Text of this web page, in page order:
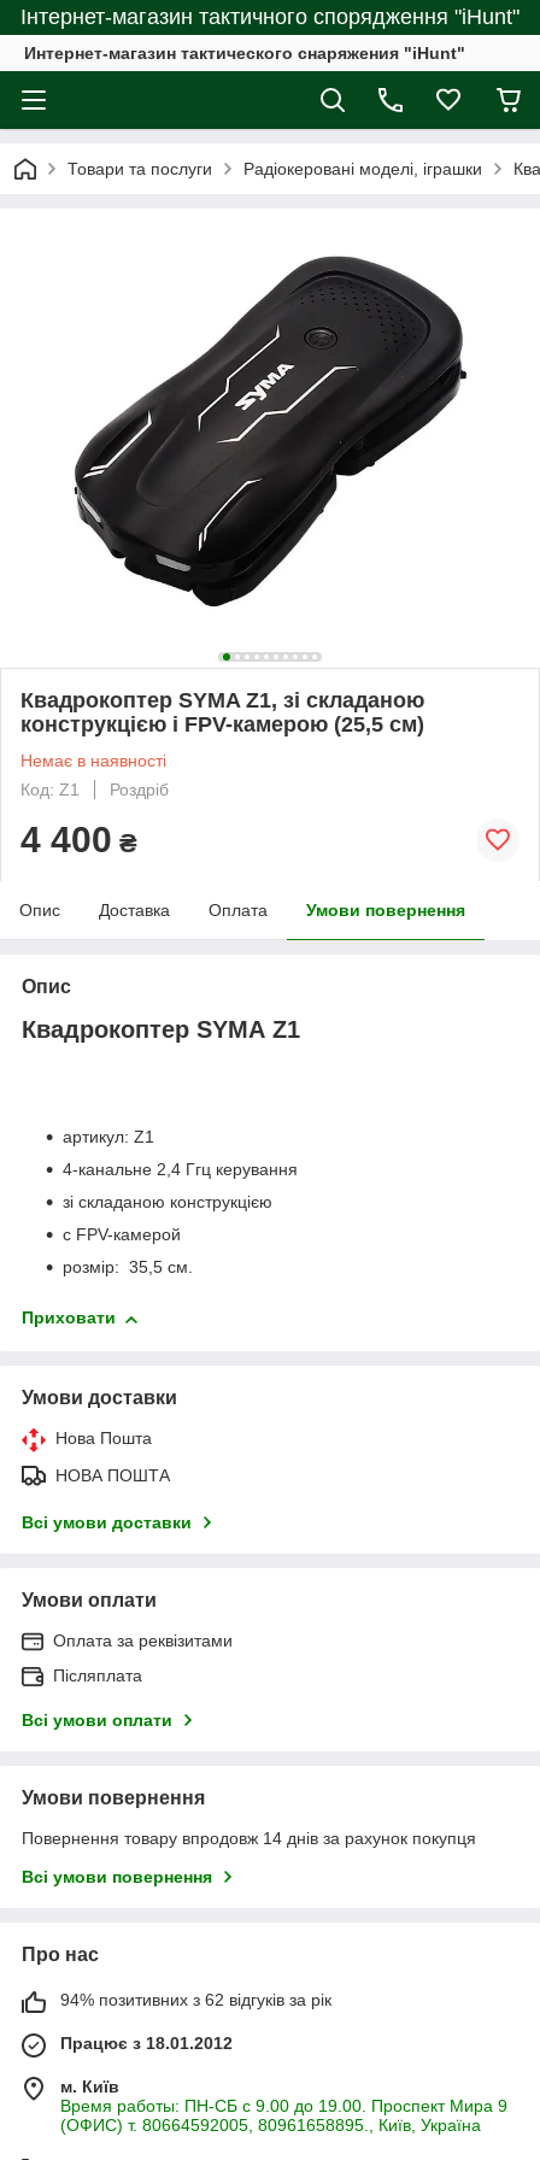
Інтернет-магазин тактичного спорядження "iHunt"
Интернет-магазин тактического снаряжения "iHunt"
Товари та послуги Радіокеровані моделі, іграшки
Квадрокоптер SYMA Z1, зі складаною
конструкцією і FPV-камерою (25,5 см)
Немає в наявності
Код: Z1
Роздріб
4 400 ₴
Опис Доставка Оплата Умови повернення
Опис
Квадрокоптер SYMA Z1
артикул: Z1
4-канальне 2,4 Ггц керування
зі складаною конструкцією
с FPV-камерой
розмір: 35,5 см.
Приховати
Умови доставки
Нова Пошта
НОВА ПОШТА
Всі умови доставки
Умови оплати
Оплата за реквізитами
Післяплата
Всі умови оплати
Умови повернення
Повернення товару впродовж 14 днів за рахунок покупця
Всі умови повернення
Про нас
94% позитивних з 62 відгуків за рік
Працює з 18.01.2012
м. Київ
Время работы: ПН-СБ с 9.00 до 19.00. Проспект Мира 9
(ОФИС) т. 80664592005, 80961658895., Київ, Україна